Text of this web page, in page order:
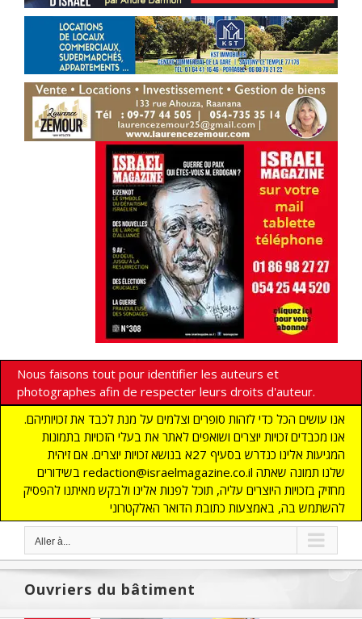
Nous faisons tout pour identifier les auteurs et
photographes afin de respecter leurs droits d'auteur.
אנו עושים הכל כדי לזהות סופרים וצלמים על מנת לכבד את זכויותיהם.
אנו מכבדים זכויות יוצרים ושואפים לאתר את בעלי הזכויות בתמונות
המגיעות אלינו כנדרש בסעיף 27א בנושא זכויות יוצרים. אם זיהית
בשידורים redaction@israelmagazine.co.il שלנו תמונה שאתה
מחזיק בזכויות היוצרים עליה, תוכל לפנות אלינו ולבקש מאיתנו להפסיק
להשתמש בה, באמצעות כתובת הדואר האלקטרוני
Aller à...
Ouvriers du bâtiment